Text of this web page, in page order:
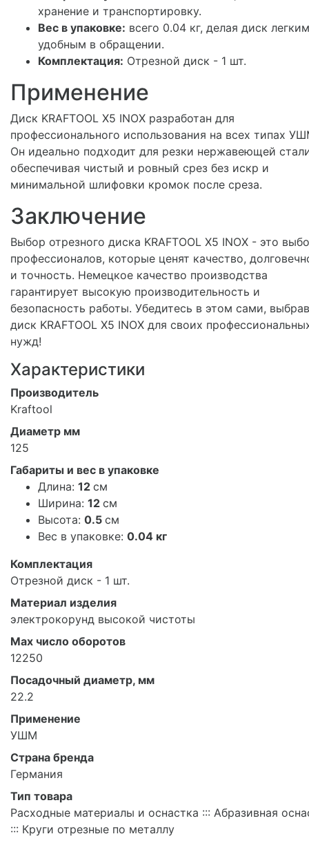
хранение и транспортировку.
Вес в упаковке: всего 0.04 кг, делая диск
удобным в обращении.
Комплектация: Отрезной диск - 1 шт.
Применение
Диск KRAFTOOL X5 INOX разработан для
профессионального использования на всех типах
Он идеально подходит для резки нержавеющей
обеспечивая чистый и ровный срез без искр и
минимальной шлифовки кромок после среза.
Заключение
Выбор отрезного диска KRAFTOOL X5 INOX - это
профессионалов, которые ценят качество,
и точность. Немецкое качество производства
гарантирует высокую производительность и
безопасность работы. Убедитесь в этом сами, выбрав
диск KRAFTOOL X5 INOX для своих
нужд!
Характеристики
Производитель
Kraftool
Диаметр мм
125
Габариты и вес в упаковке
Длина: 12 см
Ширина: 12 см
Высота: 0.5 см
Вес в упаковке: 0.04 кг
Комплектация
Отрезной диск - 1 шт.
Материал изделия
электрокорунд высокой чистоты
Max число оборотов
12250
Посадочный диаметр, мм
22.2
Применение
УШМ
Страна бренда
Германия
Тип товара
Расходные материалы и оснастка ::: Абразивная
::: Круги отрезные по металлу